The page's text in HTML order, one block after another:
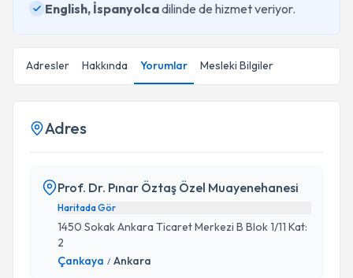
English, İspanyolcadilinde de hizmet veriyor.
Adresler Hakkında Yorumlar Mesleki Bilgiler
Adres
Prof. Dr. Pınar Öztaş Özel Muayenehanesi
Haritada Gör
1450 Sokak Ankara Ticaret Merkezi B Blok 1/11 Kat:
2
Çankaya / Ankara